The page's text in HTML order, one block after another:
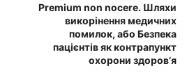
Premium non nocere. Шляхи
викорінення медичних
помилок, або Безпека
пацієнтів як контрапункт
охорони здоров’я